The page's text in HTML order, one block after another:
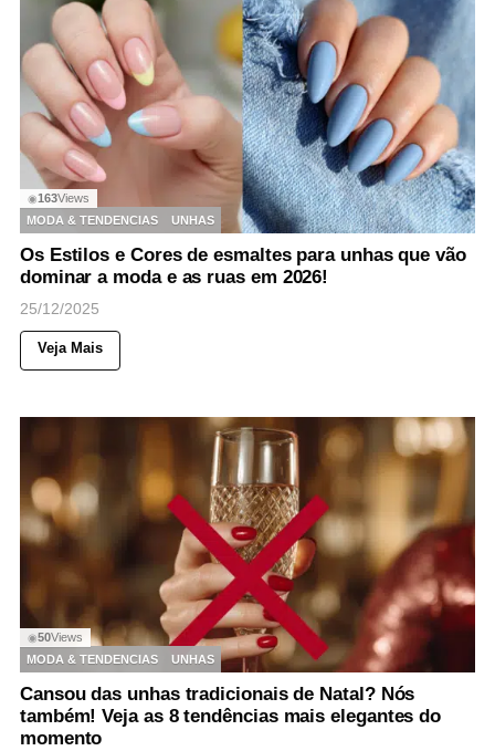
◉163Views
MODA & TENDENCIAS
UNHAS
Os Estilos e Cores de esmaltes para unhas que vão
dominar a moda e as ruas em 2026!
25/12/2025
Veja Mais
◉50Views
MODA & TENDENCIAS
UNHAS
Cansou das unhas tradicionais de Natal? Nós
também! Veja as 8 tendências mais elegantes do
momento